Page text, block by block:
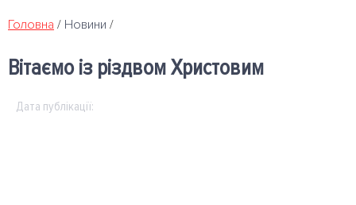
Головна / Новини /
Вітаємо із різдвом Христовим
Дата публікації: